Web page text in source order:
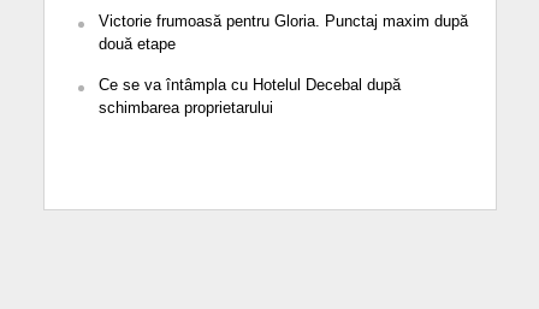
Victorie frumoasă pentru Gloria. Punctaj maxim după
două etape
Ce se va întâmpla cu Hotelul Decebal după
schimbarea proprietarului